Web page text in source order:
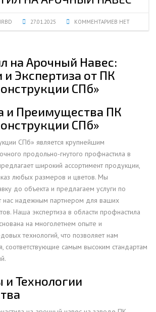
27.01.2025 КОММЕНТАРИЕВ НЕТ
на Арочный Навес:
Экспертиза от ПК
СПб»
и Преимущества ПК
СПб»
СПб» является крупнейшим
продольно-гнутого профнастила в
широкий ассортимент продукции,
любых размеров и цветов. Мы
до объекта и предлагаем услуги по
нас надежным партнером для ваших
Наша экспертиза в области профнастила
на многолетнем опыте и
технологий, что позволяет нам
соответствующие самым высоким стандартам
Технологии